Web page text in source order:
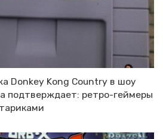
Donkey Kong Country в шоу
подтверждает: ретро-геймеры